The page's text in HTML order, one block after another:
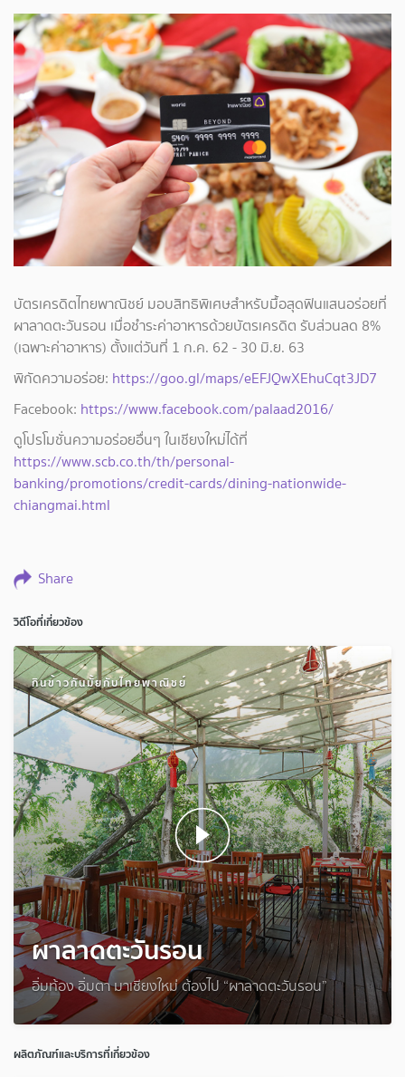
บัตรเครดิตไทยพาณิชย์ มอบสิทธิพิเศษสำหรับมื้อสุดฟินแสนอร่อยที่
ผาลาดตะวันรอน เมื่อชำระค่าอาหารด้วยบัตรเครดิต รับส่วนลด 8%
(เฉพาะค่าอาหาร) ตั้งแต่วันที่ 1 ก.ค. 62 - 30 มิ.ย. 63
พิกัดความอร่อย: https://goo.gl/maps/eEFJQwXEhuCqt3JD7
Facebook: https://www.facebook.com/palaad2016/
ดูโปรโมชั่นความอร่อยอื่นๆ ในเชียงใหม่ได้ที่
https://www.scb.co.th/th/personal-
banking/promotions/credit-cards/dining-nationwide-
chiangmai.html
Share
วิดีโอที่เกี่ยวข้อง
กินข้าวกันมั้ยกับไทยพาณิชย์
ผาลาดตะวันรอน
อิ่มท้อง อิ่มตา มาเชียงใหม่ ต้องไป “ผาลาดตะวันรอน”
ผลิตภัณฑ์และบริการที่เกี่ยวข้อง